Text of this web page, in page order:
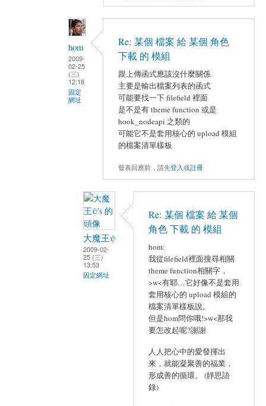
hom
2009-
02-25
(三)
12:18
固定
網址
Re: 某個 檔案 給 某個 角色
下載 的 模組
跟上傳函式應該沒什麼關係
主要是輸出檔案列表的函式
可能要找一下 filefield 裡面
是不是有 theme function 或是
hook_nodeapi 之類的
可能它不是套用核心的 upload 模組
的檔案清單樣板
發表回應前，請先登入或註冊
大魔王ψ
2009-02-
25 (三)
13:53
固定網址
Re: 某個 檔案 給 某個
角色 下載 的 模組
hom:
我從filefield裡面搜尋相關
theme function相關字，
>w<有耶…它好像不是套用
套用核心的 upload 模組的
檔案清單樣板說。
但是hom問你哦!>w<那我
要怎改起呢?謝謝
人人把心中的愛發揮出
來，就能凝聚善的福業，
形成善的循環。 (靜思語
錄)